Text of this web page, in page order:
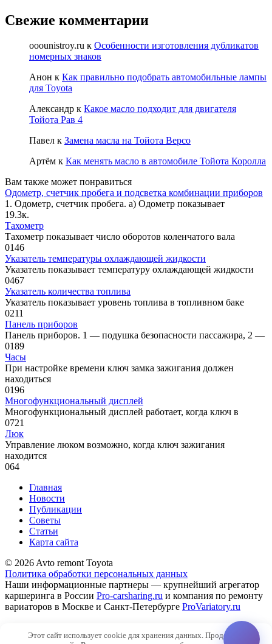
Свежие комментарии
ooounistroy.ru к Особенности изготовления дубликатов
номерных знаков
Анон к Как правильно подобрать автомобильные лампы
для Toyota
Александр к Какое масло подходит для двигателя
Тойота Рав 4
Павел к Замена масла на Тойота Версо
Артём к Как менять масло в автомобиле Тойота Королла
Вам также может понравиться
Одометр, счетчик пробега и подсветка комбинации приборов
1. Одометр, счетчик пробега. а) Одометр показывает
19.3к.
Тахометр
Тахометр показывает число оборотов коленчатого вала
0146
Указатель температуры охлаждающей жидкости
Указатель показывает температуру охлаждающей жидкости
0467
Указатель количества топлива
Указатель показывает уровень топли­ва в топливном баке
0211
Панель приборов
Панель приборов. 1 — подушка безопасности пассажира, 2 —
0189
Часы
При настройке времени ключ замка зажигания должен
находиться
0196
Многофункциональный дисплей
Многофункциональный дисплей рабо­тает, когда ключ в
0721
Люк
Управление люком возможно, когда ключ зажигания
находится
064
Главная
Новости
Публикации
Советы
Статьи
Карта сайта
© 2026 Avto remont Toyota
Политика обработки персональных данных
Наши информационные партнеры — крупнейший агрегатор
каршеринга в России Pro-carsharing.ru и компания по ремонту
вариаторов в Москве и Санкт-Петербурге ProVariatory.ru
Сео-продвижение и техническое сопровождение сайта
SiteNaWordpres.ru
Этот сайт использует cookie для хранения данных. Продолжая